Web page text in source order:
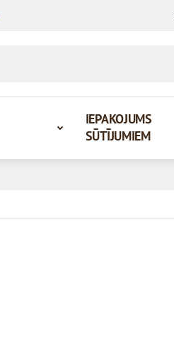
IEPAKOJUMS
SŪTĪJUMIEM